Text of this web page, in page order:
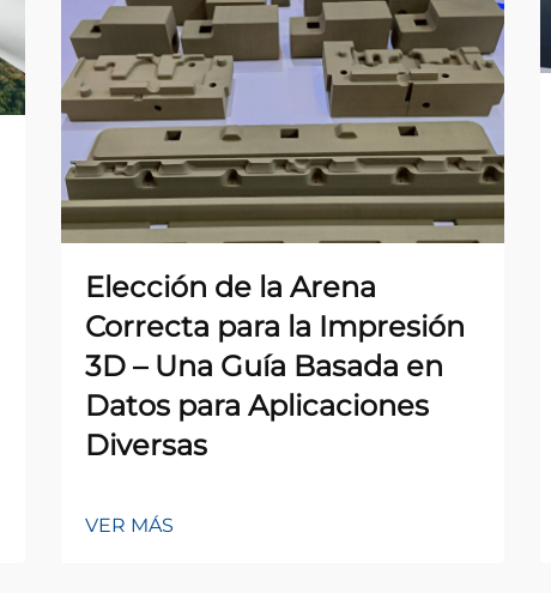
Elección de la Arena
Correcta para la Impresión
3D – Una Guía Basada en
Datos para Aplicaciones
Diversas
VER MÁS